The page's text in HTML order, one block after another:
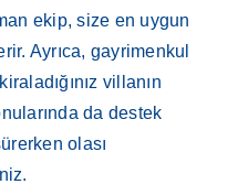
ekip, size en uygun
Ayrıca, gayrimenkul
villanın
da destek
olası